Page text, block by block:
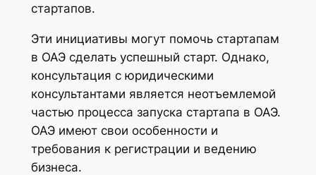
стартапов.
Эти инициативы могут помочь стартапам
в ОАЭ сделать успешный старт. Однако,
консультация с юридическими
консультантами является неотъемлемой
частью процесса запуска стартапа в ОАЭ.
ОАЭ имеют свои особенности и
требования к регистрации и ведению
бизнеса.